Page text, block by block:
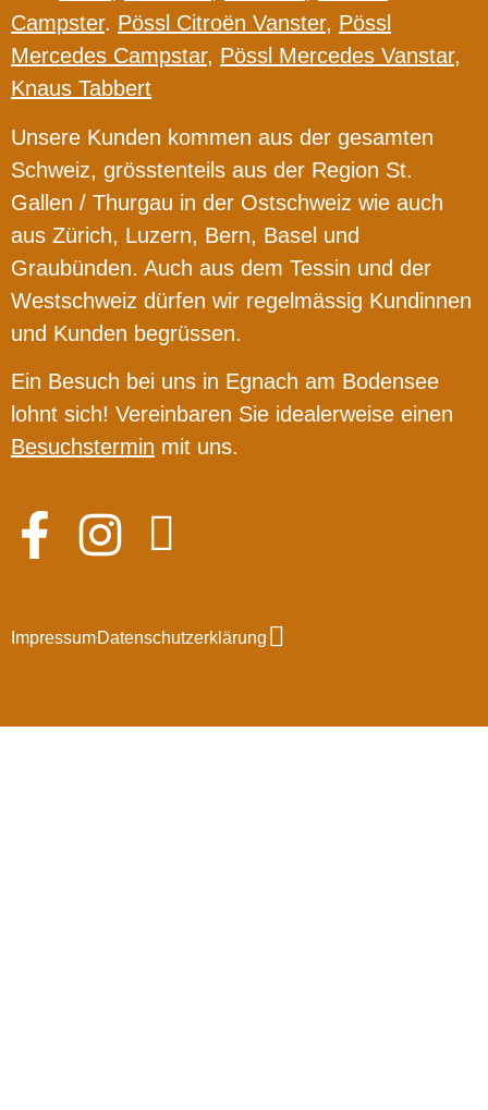
Campster. Pössl Citroën Vanster, Pössl
Mercedes Campstar, Pössl Mercedes Vanstar,
Knaus Tabbert
Unsere Kunden kommen aus der gesamten
Schweiz, grösstenteils aus der Region St.
Gallen / Thurgau in der Ostschweiz wie auch
aus Zürich, Luzern, Bern, Basel und
Graubünden. Auch aus dem Tessin und der
Westschweiz dürfen wir regelmässig Kundinnen
und Kunden begrüssen.
Ein Besuch bei uns in Egnach am Bodensee
lohnt sich! Vereinbaren Sie idealerweise einen
Besuchstermin mit uns.
ImpressumDatenschutzerklärung